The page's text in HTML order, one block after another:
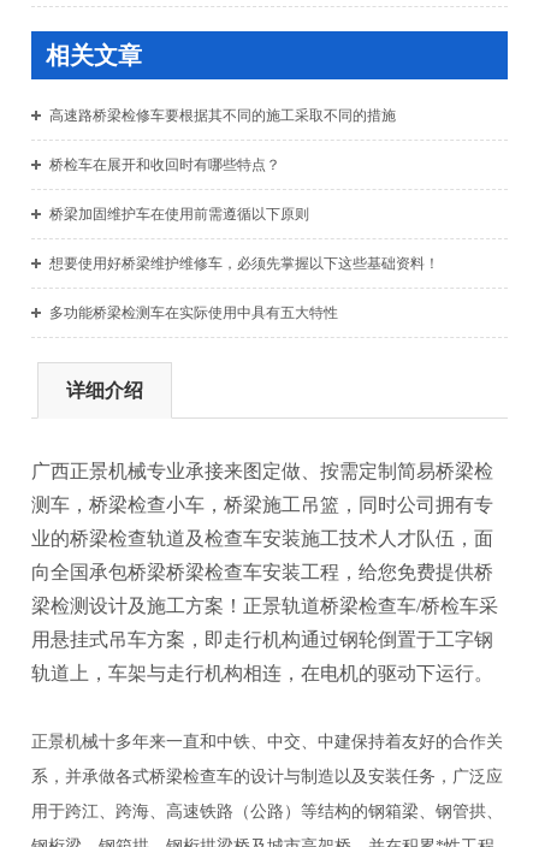
相关文章
高速路桥梁检修车要根据其不同的施工采取不同的措施
桥检车在展开和收回时有哪些特点？
桥梁加固维护车在使用前需遵循以下原则
想要使用好桥梁维护维修车，必须先掌握以下这些基础资料！
多功能桥梁检测车在实际使用中具有五大特性
详细介绍
广西正景机械专业承接来图定做、按需定制简易桥梁检
测车，桥梁检查小车，桥梁施工吊篮，同时公司拥有专
业的桥梁检查轨道及检查车安装施工技术人才队伍，面
向全国承包桥梁桥梁检查车安装工程，给您免费提供桥
梁检测设计及施工方案！ 正景轨道桥梁检查车/桥检车采
用悬挂式吊车方案，即走行机构通过钢轮倒置于工字钢
轨道上，车架与走行机构相连，在电机的驱动下运行。
正景机械十多年来一直和中铁、中交、中建保持着友好的合作关
系，并承做各式桥梁检查车的设计与制造以及安装任务，广泛应
用于跨江、跨海、高速铁路（公路）等结构的钢箱梁、钢管拱、